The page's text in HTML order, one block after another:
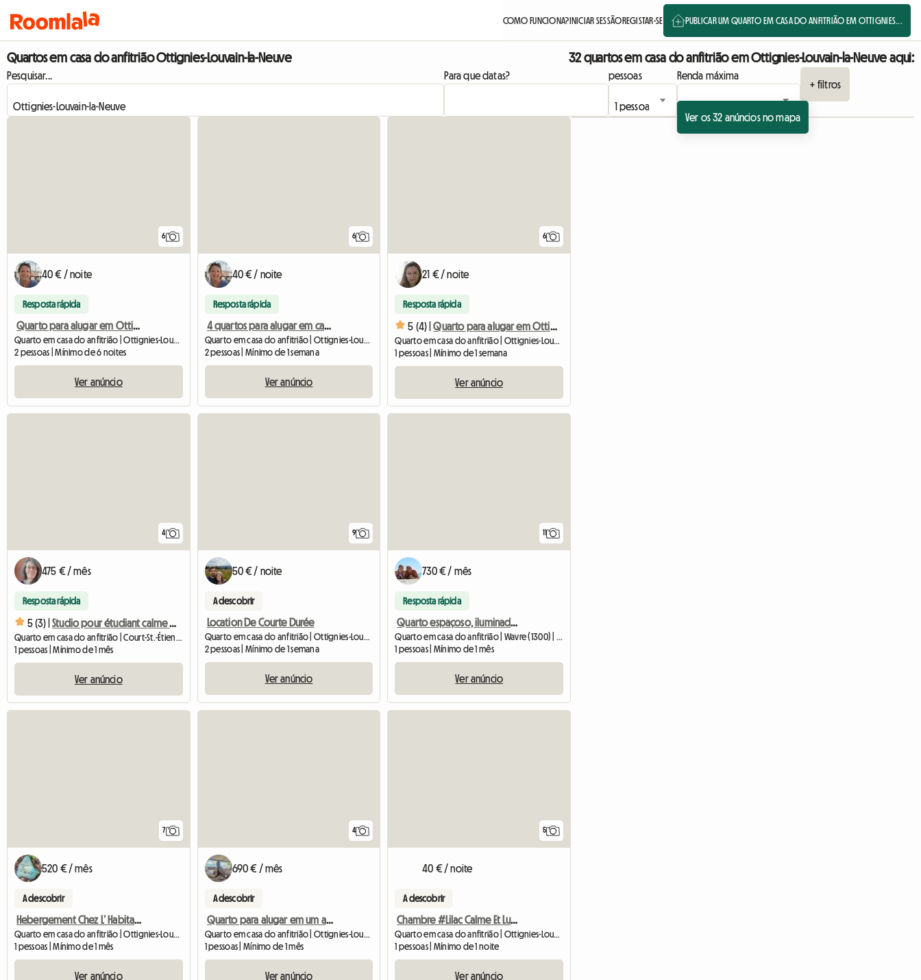
COMO FUNCIONA?INICIAR SESSÃOREGISTAR-SE PUBLICAR UM QUARTO EM CASA DO ANFITRIÃO EM OTTIGNIES...
Quartos em casa do anfitrião Ottignies-Louvain-la-Neuve 32 quartos em casa do anfitrião em Ottignies-Louvain-la-Neuve aqui:
Pesquisar... Para que datas? pessoas
Renda máxima
+ filtros
Ver os 32 anúncios no mapa
6
40 € / noite
Resposta rápida
Quarto para alugar em Ottignies Lln
Quarto em casa do anfitrião | Ottignies-Louvain-la-Neuve (1341) | 20 M2
2 pessoas | Mínimo de 6 noites
Ver anúncio
6
40 € / noite
Resposta rápida
4 quartos para alugar em casa residencial em Ottignies
Quarto em casa do anfitrião | Ottignies-Louvain-la-Neuve (1341) | 20 M2
2 pessoas | Mínimo de 1 semana
Ver anúncio
6
21 € / noite
Resposta rápida
5 (4) | Quarto para alugar em Ottignies-Louvain-la-Neuve
Quarto em casa do anfitrião | Ottignies-Louvain-la-Neuve (1340) | 15 M2
1 pessoas | Mínimo de 1 semana
Ver anúncio
4
475 € / mês
Resposta rápida
5 (3) | Studio pour étudiant calme et non fumeur
Quarto em casa do anfitrião | Court-St.-Étienne (1490) | 1 M2
1 pessoas | Mínimo de 1 mês
Ver anúncio
9
50 € / noite
A descobrir
Location De Courte Durée
Quarto em casa do anfitrião | Ottignies-Louvain-la-Neuve (1340) | 35 M2
2 pessoas | Mínimo de 1 semana
Ver anúncio
730 € / mês
Resposta rápida
Quarto espaçoso, iluminado, confortável e tranquilo
Quarto em casa do anfitrião | Wavre (1300) | 18 M2
1 pessoas | Mínimo de 1 mês
Ver anúncio
7
520 € / mês
A descobrir
Hebergement Chez L’ Habitant À 10 ‘ Gares Train Bus à Lln 🌻😊
1 pessoas | Mínimo de 1 mês
Ver anúncio
4
690 € / mês
A descobrir
Quarto para alugar em um apartamento de 2 quartos.
1 pessoas | Mínimo de 1 mês
Ver anúncio
5
40 € / noite
A descobrir
Chambre #Lilac Calme Et Lumineuse louvain-la-neuve
1 pessoas | Mínimo de 1 noite
Ver anúncio